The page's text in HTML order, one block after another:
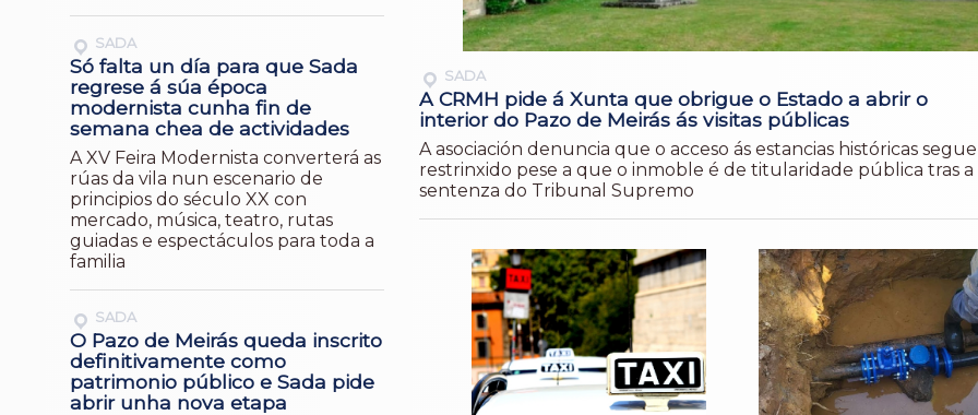
SADA
Só falta un día para que Sada
regrese á súa época
modernista cunha fin de
semana chea de actividades
A XV Feira Modernista converterá as
rúas da vila nun escenario de
principios do século XX con
mercado, música, teatro, rutas
guiadas e espectáculos para toda a
familia
SADA
O Pazo de Meirás queda inscrito
definitivamente como
patrimonio público e Sada pide
abrir unha nova etapa
SADA
A CRMH pide á Xunta que obrigue o Estado a abrir o
interior do Pazo de Meirás ás visitas públicas
A asociación denuncia que o acceso ás estancias históricas segue
restrinxido pese a que o inmoble é de titularidade pública tras a
sentenza do Tribunal Supremo